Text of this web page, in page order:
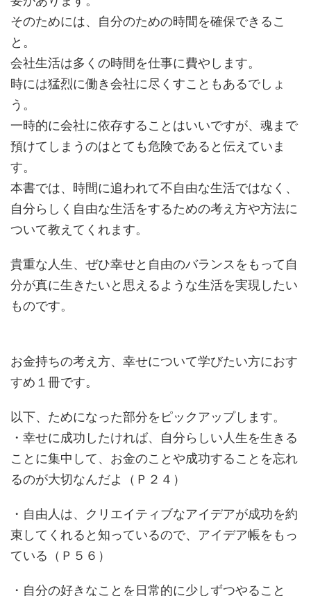
そのためには、自分のための時間を確保できるこ
と。
会社生活は多くの時間を仕事に費やします。
時には猛烈に働き会社に尽くすこともあるでしょ
う。
一時的に会社に依存することはいいですが、魂まで
預けてしまうのはとても危険であると伝えていま
す。
本書では、時間に追われて不自由な生活ではなく、
自分らしく自由な生活をするための考え方や方法に
ついて教えてくれます。
貴重な人生、ぜひ幸せと自由のバランスをもって自
分が真に生きたいと思えるような生活を実現したい
ものです。
お金持ちの考え方、幸せについて学びたい方におす
すめ１冊です。
以下、ためになった部分をピックアップします。
・幸せに成功したければ、自分らしい人生を生きる
ことに集中して、お金のことや成功することを忘れ
るのが大切なんだよ（Ｐ２４）
・自由人は、クリエイティブなアイデアが成功を約
束してくれると知っているので、アイデア帳をもっ
ている（Ｐ５６）
・自分の好きなことを日常的に少しずつやること